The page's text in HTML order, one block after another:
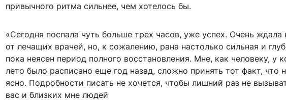
привычного ритма сильнее, чем хотелось бы.
«Сегодня поспала чуть больше трех часов, уже успех. Очень ждала
от лечащих врачей, но, к сожалению, рана настолько сильная и
пока неясен период полного восстановления. Мне, как человеку, у
лето было расписано еще год назад, сложно принять тот факт, что
ясно. Подробности писать не хочется, чтобы лишний раз не
вас и близких мне людей